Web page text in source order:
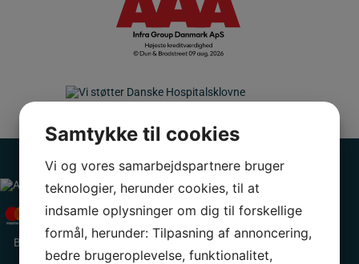
Betalingsmuligheder: Mastercard, Visa,
Diners Club, Dankort og MobilePay.
Samtykke til cookies
Vi og vores samarbejdspartnere bruger
teknologier, herunder cookies, til at
indsamle oplysninger om dig til forskellige
formål, herunder: Tilpasning af annoncering,
bedre brugeroplevelse, funktionalitet,